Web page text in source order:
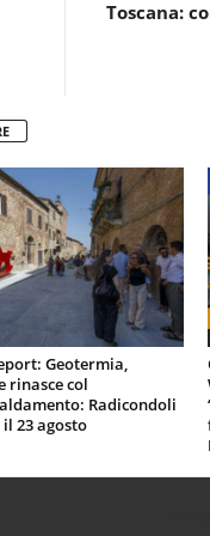
Toscana:
Geotermia,
rinasce col
Radicondoli
23 agosto